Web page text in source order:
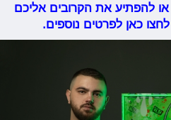
להפתיע את הקרובים אליכם
כאן לפרטים נוספים.